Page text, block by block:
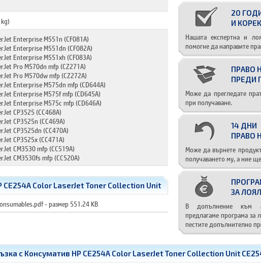
20
И
Нашата експертна и
помогне да направите
ПРАВО
ПРЕДИ
Може да прегледате
при получаване.
14 ДНИ
ПРАВО
Може да върнете
получаването му, а ние
ЗА
В допълнение към
предлагаме програма за
пестите допълнително
Enterprise M551n (CF081A)
Enterprise M551dn (CF082A)
Enterprise M551xh (CF083A)
Pro M570dn mfp (CZ271A)
Pro M570dw mfp (CZ272A)
Enterprise M575dn mfp (CD644A)
Enterprise M575f mfp (CD645A)
Enterprise M575c mfp (CD646A)
CP3525 (CC468A)
CP3525n (CC469A)
CP3525dn (CC470A)
CP3525x (CC471A)
CM3530 mfp (CC519A)
CM3530fs mfp (CC520A)
Color LaserJet Toner Collection Unit
- размер 551.24 KB
с Консуматив HP CE254A Color LaserJet Toner Collection Unit